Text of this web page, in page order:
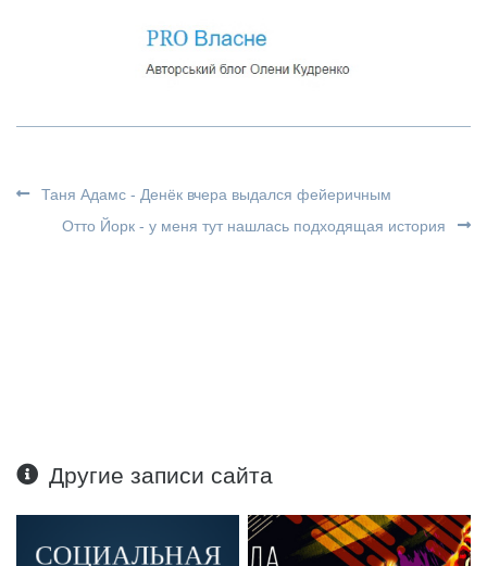
Таня Адамс - Денёк вчера выдался фейеричным
Отто Йорк - у меня тут нашлась подходящая история
Другие записи сайта